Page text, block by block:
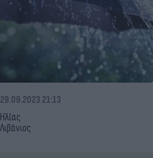
Ηλίας
Λιβάνιος
29.09.2023 21:13